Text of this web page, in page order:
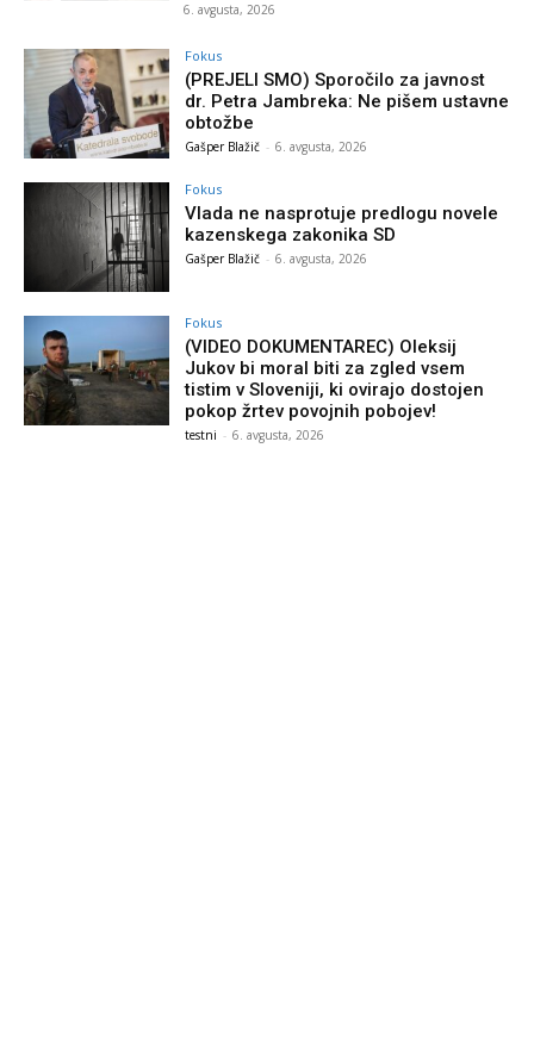
6. avgusta, 2026
Fokus
(PREJELI SMO) Sporočilo za javnost
dr. Petra Jambreka: Ne pišem ustavne
obtožbe
Gašper Blažič - 6. avgusta, 2026
Fokus
Vlada ne nasprotuje predlogu novele
kazenskega zakonika SD
Gašper Blažič - 6. avgusta, 2026
Fokus
(VIDEO DOKUMENTAREC) Oleksij
Jukov bi moral biti za zgled vsem
tistim v Sloveniji, ki ovirajo dostojen
pokop žrtev povojnih pobojev!
testni - 6. avgusta, 2026